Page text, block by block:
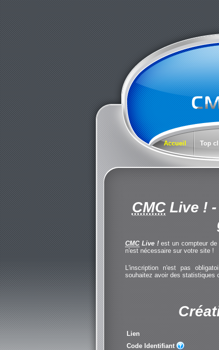
Accueil Top
CMCLive !-
CMCLive !est un compteur de
n'est nécessaire sur votre site !
L'inscription n'est pas
souhaitez avoir des statistiques
Lien
Code Identifiant